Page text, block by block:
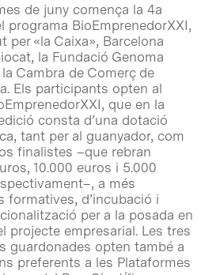
de juny comença la 4a
programa BioEmprenedorXXI,
per «la Caixa», Barcelona
la Fundació Genoma
Cambra de Comerç de
Els participants opten al
que en la
consta d’una dotació
tant per al guanyador, com
finalistes –que rebran
10.000 euros i 5.000
a més
formatives, d’incubació i
per a la posada en
projecte empresarial. Les tres
guardonades opten també a
preferents a les Plataformes